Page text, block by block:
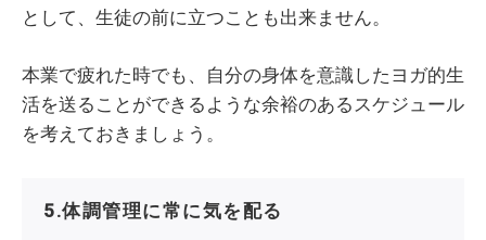
として、生徒の前に立つことも出来ません。
本業で疲れた時でも、自分の身体を意識したヨガ的生
活を送ることができるような余裕のあるスケジュール
を考えておきましょう。
5.体調管理に常に気を配る